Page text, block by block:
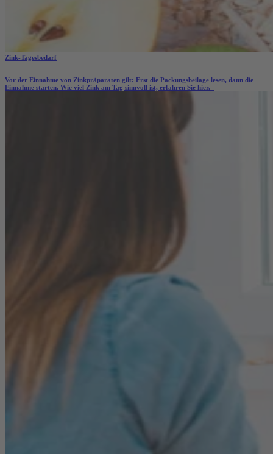
Zink-Tagesbedarf
Vor der Einnahme von Zinkpräparaten gilt: Erst die Packungsbeilage lesen, dann die
Einnahme starten. Wie viel Zink am Tag sinnvoll ist, erfahren Sie hier.